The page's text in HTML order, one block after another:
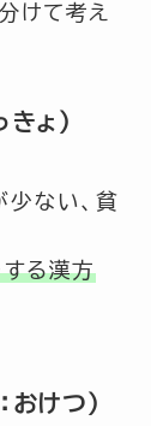
けて考え
ょ）
ない、貧
する漢方
けつ）